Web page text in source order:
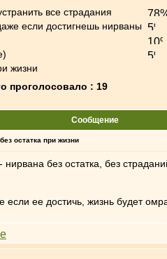
все страдания
если достигнешь нирваны
жизни
проголосовало : 19
Сообщение
остатка при жизни
без остатка, без
ее достичь, жизнь будет